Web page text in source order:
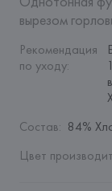
вырезом
Рекомендация
по уходу:
Состав: 84%
Цвет